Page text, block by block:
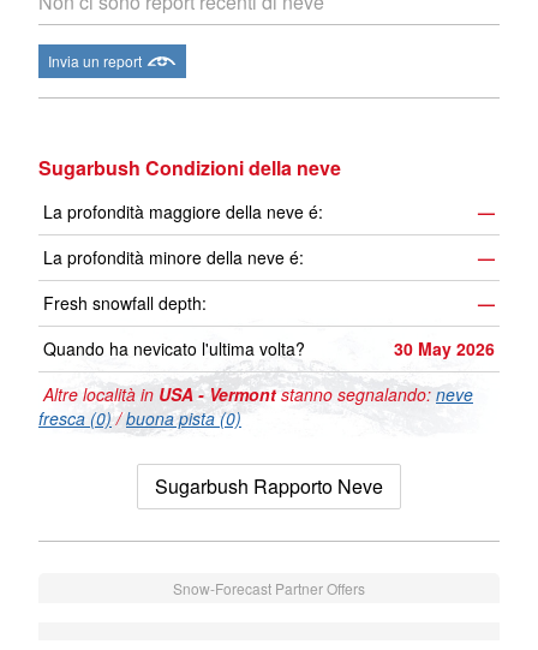
Invia un report
Sugarbush Condizioni della neve
La profondità maggiore della neve é:
—
La profondità minore della neve é:
—
Fresh snowfall depth:
—
Quando ha nevicato l'ultima volta?
30 May 2026
Altre località in USA - Vermont stanno segnalando: neve
fresca (0)/buona pista (0)
Sugarbush Rapporto Neve
Snow-Forecast Partner Offers